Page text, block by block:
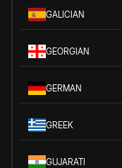
GALICIAN
GEORGIAN
GERMAN
GREEK
GUJARATI